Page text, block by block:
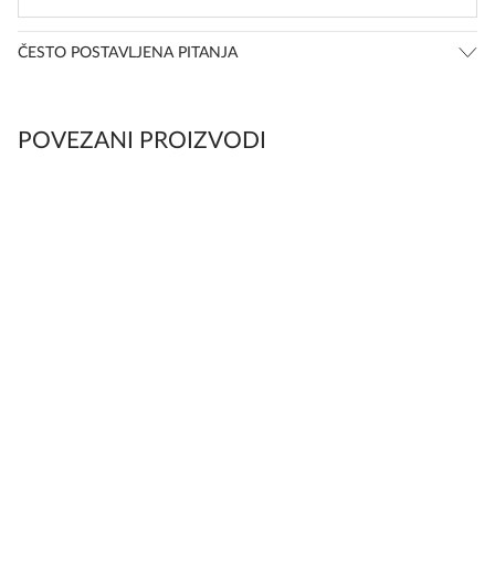
ČESTO POSTAVLJENA PITANJA
POVEZANI PROIZVODI